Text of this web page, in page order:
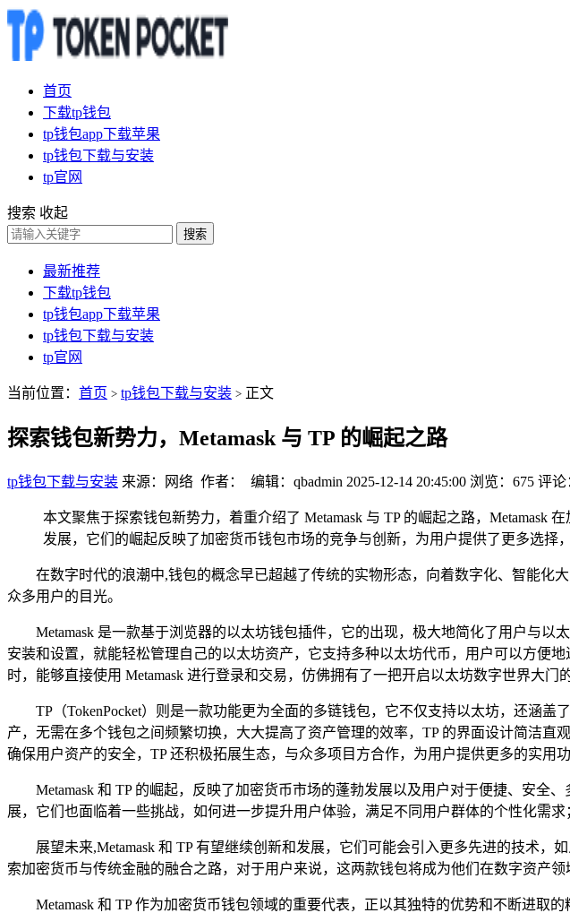
首页
下载tp钱包
tp钱包app下载苹果
tp钱包下载与安装
tp官网
搜索 收起
搜索
最新推荐
下载tp钱包
tp钱包app下载苹果
tp钱包下载与安装
tp官网
当前位置： 首页 > tp钱包下载与安装 > 正文
探索钱包新势力，Metamask 与 TP 的崛起之路
tp钱包下载与安装 来源：网络 作者： 编辑：qbadmin 2025-12-14 20:45:00 浏览：675 评论
本文聚焦于探索钱包新势力，着重介绍了 Metamask 与 TP 的崛起之路，
发展，它们的崛起反映了加密货币钱包市场的竞争与创新，为用户提供了更多选择
在数字时代的浪潮中,钱包的概念早已超越了传统的实物形态，向着数字化、智能化大
众多用户的目光。
Metamask 是一款基于浏览器的以太坊钱包插件，它的出现，极大地简化了用户与以
安装和设置，就能轻松管理自己的以太坊资产，它支持多种以太坊代币，用户可以方便
时，能够直接使用 Metamask 进行登录和交易，仿佛拥有了一把开启以太坊数字世界大门
TP（TokenPocket）则是一款功能更为全面的多链钱包，它不仅支持以太坊，还涵
产，无需在多个钱包之间频繁切换，大大提高了资产管理的效率，TP 的界面设计简洁
确保用户资产的安全，TP 还积极拓展生态，与众多项目方合作，为用户提供更多的实用
Metamask 和 TP 的崛起，反映了加密货币市场的蓬勃发展以及用户对于便捷、安
展，它们也面临着一些挑战，如何进一步提升用户体验，满足不同用户群体的个性化需
展望未来,Metamask 和 TP 有望继续创新和发展，它们可能会引入更多先进的技术
索加密货币与传统金融的融合之路，对于用户来说，这两款钱包将成为他们在数字资产
Metamask 和 TP 作为加密货币钱包领域的重要代表，正以其独特的优势和不断进取